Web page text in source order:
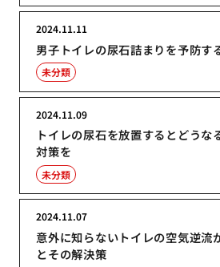
男子トイレの尿石詰まりを予防す
2024.11.11
未分類
トイレの尿石を放置するとどうな
対策を
2024.11.09
未分類
意外に知らないトイレの空気逆流
とその解決策
2024.11.07